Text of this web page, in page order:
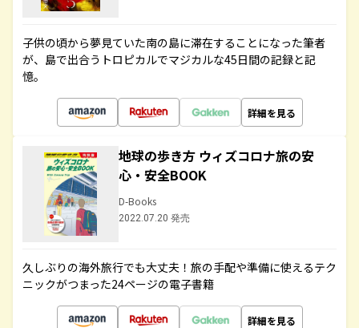
子供の頃から夢見ていた南の島に滞在することになった筆者
が、島で出合うトロピカルでマジカルな45日間の記録と記
憶。
詳細を見る
地球の歩き方 ウィズコロナ旅の安
心・安全BOOK
D-Books
2022.07.20 発売
久しぶりの海外旅行でも大丈夫！旅の手配や準備に使えるテク
ニックがつまった24ページの電子書籍
詳細を見る